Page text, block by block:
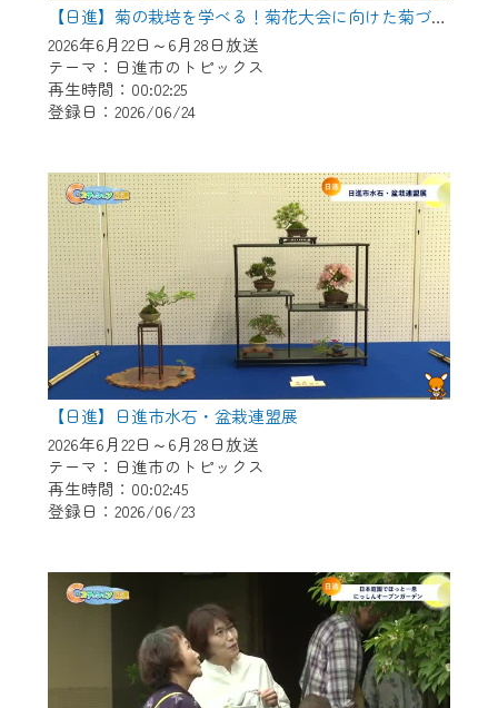
【日進】菊の栽培を学べる！菊花大会に向けた菊づくり講習会
2026年6月22日～6月28日放送
テーマ：日進市のトピックス
再生時間：00:02:25
登録日：2026/06/24
【日進】日進市水石・盆栽連盟展
2026年6月22日～6月28日放送
テーマ：日進市のトピックス
再生時間：00:02:45
登録日：2026/06/23
※マイページへのログインには、MyIDが必
要となります。
※MyIDとは、CCNet Web TVを含むCCNetの
各種サービスをご利用頂くためのIDです。
（GmailやYahooなどのフリーメールアドレ
スでも作成可能です）
※マイページへのログイン・MyIDの新規登
録はこちらから
※CCNetアプリをご利用中の方は引き続き
ご視聴いただけます。
＜メンテナンス情報＞
CCNetWebTVのリニューアルにともないメ
ンテナンス作業を予定しています。
日時 9/24 9:30～16:30
作業の間は、CCNetWebTVの画面が「メン
テナンス中」になり、ご利用いただけませ
ご不便をおかけいたしますが、ご了承の程
よろしくお願いいたします。